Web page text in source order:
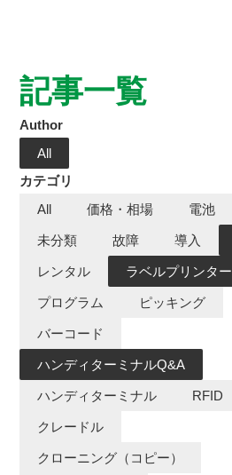
記事一覧
Author
All
カテゴリ
All
価格・相場 電池
未分類 故障 導入
レンタル ラベルプリンター
プログラム ピッキング
バーコード
ハンディターミナルQ&A
ハンディターミナル RFID
クレードル
クローニング（コピー）